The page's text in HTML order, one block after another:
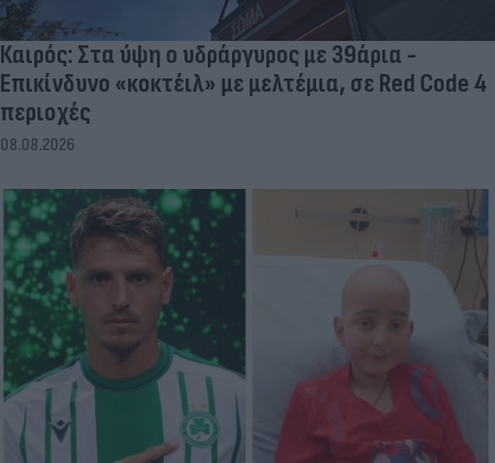
Καιρός: Στα ύψη ο υδράργυρος με 39άρια -
Επικίνδυνο «κοκτέιλ» με μελτέμια, σε Red Code 4
περιοχές
08.08.2026